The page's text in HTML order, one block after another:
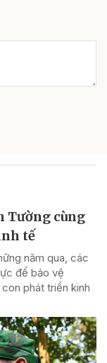
Tường cùng
tế
năm qua, các
để bảo vệ
phát triển kinh